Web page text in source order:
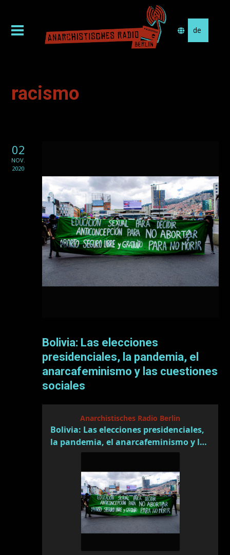
auswählen
racismo
02
NOV.
2020
Bolivia: Las elecciones
presidenciales, la pandemia, el
anarcafeminismo y las cuestiones
sociales